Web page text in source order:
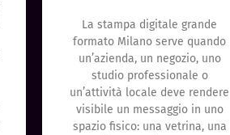
La stampa digitale grande
formato Milano serve quando
un’azienda, un negozio, uno
studio professionale o
un’attività locale deve rendere
visibile un messaggio in uno
spazio fisico: una vetrina, una